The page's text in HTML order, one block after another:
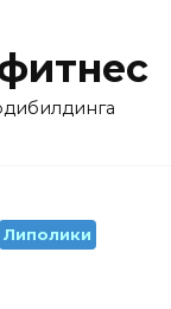
Липолики